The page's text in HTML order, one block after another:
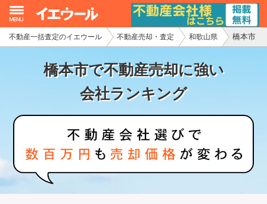
不動産一括査定のイエウール 不動産売却・査定 和歌山県 橋本市
橋本市で不動産売却に強い
会社ランキング
イエウール加盟希望の不動産会社様
初めての方へ
不動産の売却・一括査定
家査定シミュレーター
お問い合わせ